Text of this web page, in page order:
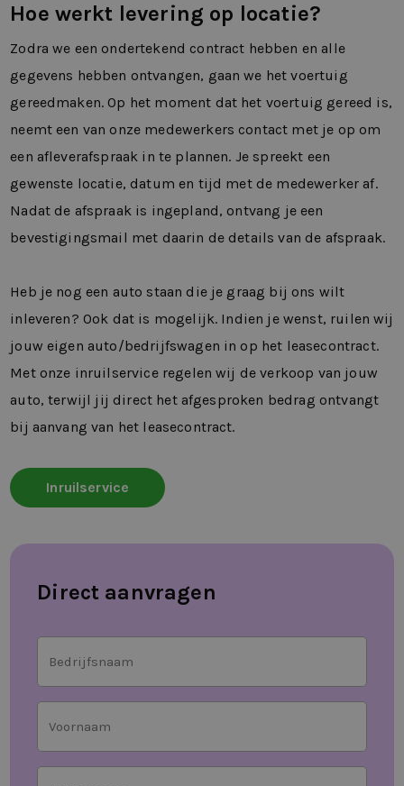
Hoe werkt levering op locatie?
Zodra we een ondertekend contract hebben en alle
gegevens hebben ontvangen, gaan we het voertuig
gereedmaken. Op het moment dat het voertuig gereed is,
neemt een van onze medewerkers contact met je op om
een afleverafspraak in te plannen. Je spreekt een
gewenste locatie, datum en tijd met de medewerker af.
Nadat de afspraak is ingepland, ontvang je een
bevestigingsmail met daarin de details van de afspraak.
Heb je nog een auto staan die je graag bij ons wilt
inleveren? Ook dat is mogelijk. Indien je wenst, ruilen wij
jouw eigen auto/bedrijfswagen in op het leasecontract.
Met onze inruilservice regelen wij de verkoop van jouw
auto, terwijl jij direct het afgesproken bedrag ontvangt
bij aanvang van het leasecontract.
Inruilservice
Direct aanvragen